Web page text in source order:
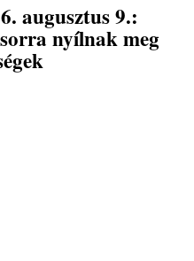
augusztus 9.:
nyílnak meg